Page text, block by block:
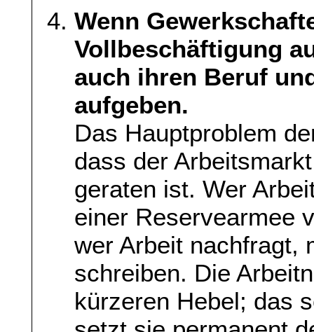
Wenn
Vollbeschäftigung
auch ihren Beruf
aufgeben.
Das Hauptproblem
dass der
geraten ist. Wer
einer Reservearmee
wer Arbeit nachfragt,
schreiben. Die
kürzeren Hebel; das